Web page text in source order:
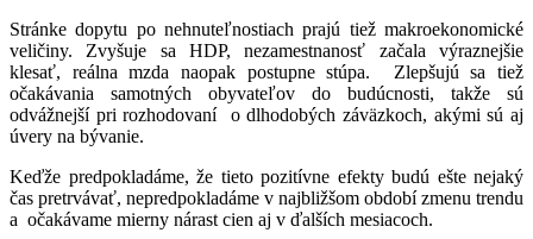
Stránke dopytu po nehnuteľnostiach prajú tiež makroekonomické
veličiny. Zvyšuje sa HDP, nezamestnanosť začala výraznejšie
klesať, reálna mzda naopak postupne stúpa. Zlepšujú sa tiež
očakávania samotných obyvateľov do budúcnosti, takže sú
odvážnejší pri rozhodovaní o dlhodobých záväzkoch, akými sú aj
úvery na bývanie.
Keďže predpokladáme, že tieto pozitívne efekty budú ešte nejaký
čas pretrvávať, nepredpokladáme v najbližšom období zmenu trendu
a očakávame mierny nárast cien aj v ďalších mesiacoch.